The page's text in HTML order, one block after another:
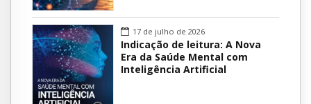
17 de julho de 2026
Indicação de leitura: A Nova
Era da Saúde Mental com
Inteligência Artificial